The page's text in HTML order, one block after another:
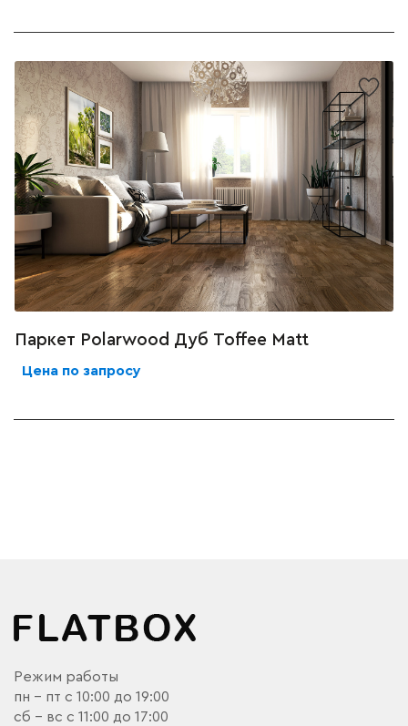
Паркет Polarwood Дуб Toffee Matt
Цена по запросу
Режим работы
пн - пт с 10:00 до 19:00
сб - вс с 11:00 до 17:00